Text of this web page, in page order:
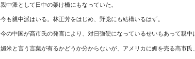
親中派として日中の架け橋にもなっていた。
今も親中派はいる。林正芳をはじめ、野党にも結構いるはず。
今の中国が高市氏の発言により、対日強硬になっているせいもあって親中
媚米と言う言葉が有るかどうか分からないが、アメリカに媚を売る高市氏